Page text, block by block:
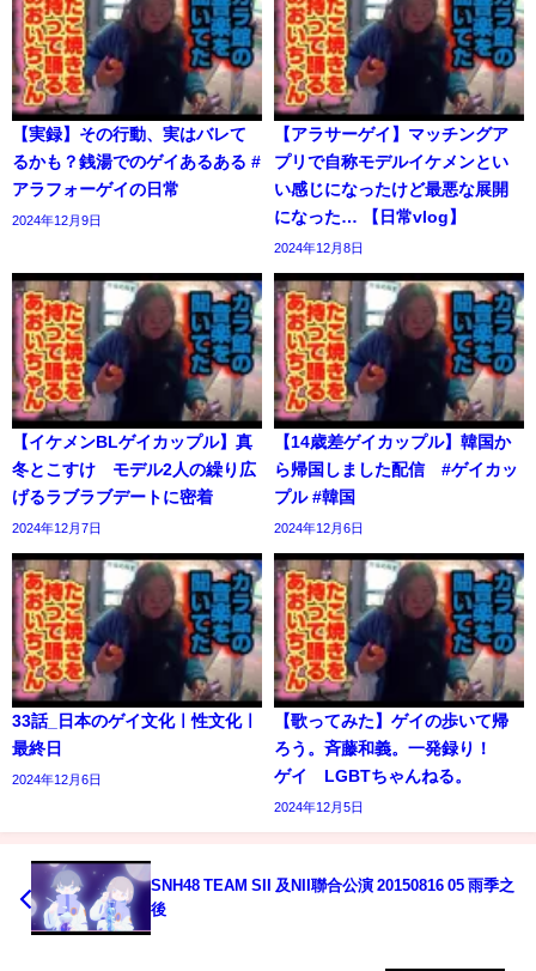
【実録】その行動、実はバレて
るかも？銭湯でのゲイあるある #
アラフォーゲイの日常
2024年12月9日
【アラサーゲイ】マッチングア
プリで自称モデルイケメンとい
い感じになったけど最悪な展開
になった… 【日常vlog】
2024年12月8日
【イケメンBLゲイカップル】真
冬とこすけ モデル2人の繰り広
げるラブラブデートに密着
2024年12月7日
【14歳差ゲイカップル】韓国か
ら帰国しました配信 #ゲイカッ
プル #韓国
2024年12月6日
33話_日本のゲイ文化ㅣ性文化ㅣ
最終日
2024年12月6日
【歌ってみた】ゲイの歩いて帰
ろう。斉藤和義。一発録り！
ゲイ LGBTちゃんねる。
2024年12月5日
SNH48 TEAM SII 及NII聯合公演 20150816 05 雨季之
後